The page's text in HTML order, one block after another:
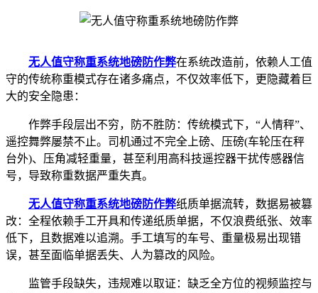
无人值守称重系统地磅防作弊在系统改造前，依赖人工值
守的传统称重模式存在诸多痛点，不仅效率低下，更隐藏着巨
大的安全隐患：
作弊手段层出不穷，防不胜防：传统模式下，“人情秤”、
遥控舞弊屡禁不止。司机通过不完全上磅、压磅(车轮压在秤
台外)、压角减轻重量，甚至利用高科技遥控器干扰传感器信
号，导致称重数据严重失真。
无人值守称重系统地磅防作弊纸质单据流转，数据易被篡
改：全程依赖手工开具和传递纸质单据，不仅浪费纸张、效率
低下，且数据难以追溯。手工填写的车号、重量极易出现错
误，甚至面临单据丢失、人为篡改的风险。
监管手段缺失，违规难以取证：缺乏全方位的视频监控与